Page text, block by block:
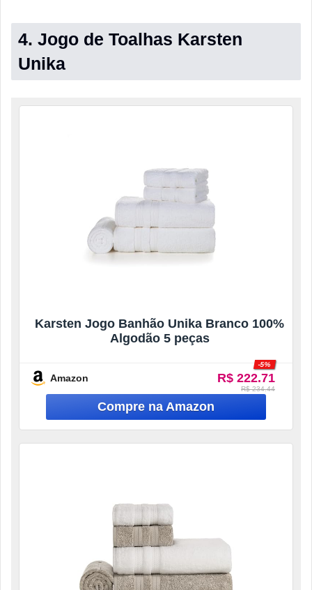
4. Jogo de Toalhas Karsten
Unika
Karsten Jogo Banhão Unika Branco 100%
Algodão 5 peças
Amazon R$ 222.71
-5%
R$ 234.44